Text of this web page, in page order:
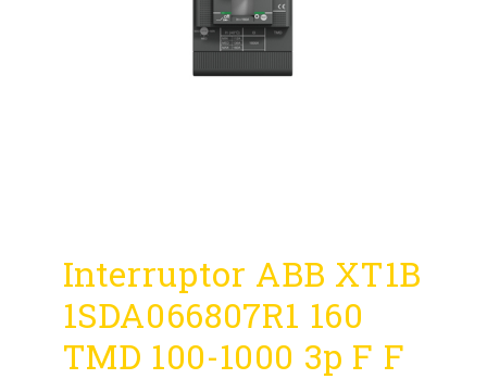
Interruptor ABB XT1B
1SDA066807R1 160
TMD 100-1000 3p F F